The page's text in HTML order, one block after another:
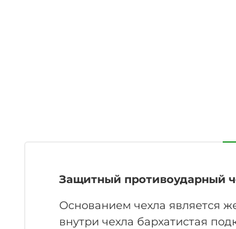
Защитный противоударный
Основанием чехла является
внутри чехла бархатистая